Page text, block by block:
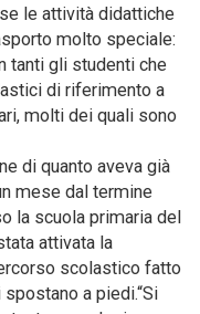
le attività didattiche
molto speciale:
tanti gli studenti che
di riferimento a
molti dei quali sono
di quanto aveva già
mese dal termine
la scuola primaria del
attivata la
scolastico fatto
a piedi.“Si